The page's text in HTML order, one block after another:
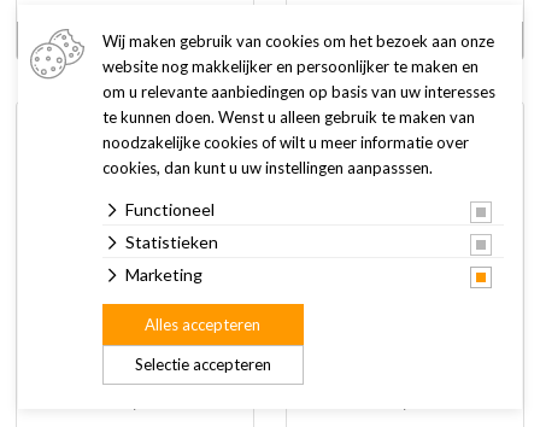
Bekijk Bekijk
Sectolin Blauw Tinctuur
Spray 250 ml
Wij maken gebruik van cookies om het bezoek aan onze
website nog makkelijker en persoonlijker te maken en
om u relevante aanbiedingen op basis van uw interesses
te kunnen doen. Wenst u alleen gebruik te maken van
noodzakelijke cookies of wilt u meer informatie over
cookies, dan kunt u uw instellingen aanpasssen.
Functioneel
Statistieken
Marketing
Selectie accepteren
Alles accepteren